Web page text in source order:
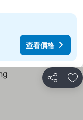
查看價格
分享 加